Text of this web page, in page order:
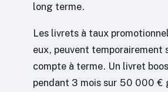
long terme.
Les livrets à taux
eux, peuvent temporairement
compte à terme. Un livret
pendant 3 mois sur 50 000 €